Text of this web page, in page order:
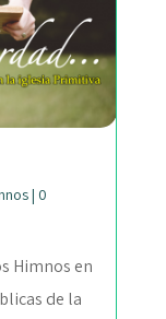
| 0
Himnos en
de la